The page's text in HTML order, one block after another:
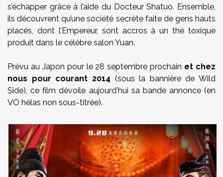
s’échapper grâce à l’aide du Docteur Shatuo. Ensemble,
ils découvrent qu’une société secrète faite de gens hauts
placés, dont l’Empereur, sont accros à un thé toxique
produit dans le célèbre salon Yuan.
Prévu au Japon pour le 28 septembre prochain et chez
nous pour courant 2014 (sous la bannière de Wild
Side), ce film dévoile aujourd'hui sa bande annonce (en
VO hélas non sous-titrée).